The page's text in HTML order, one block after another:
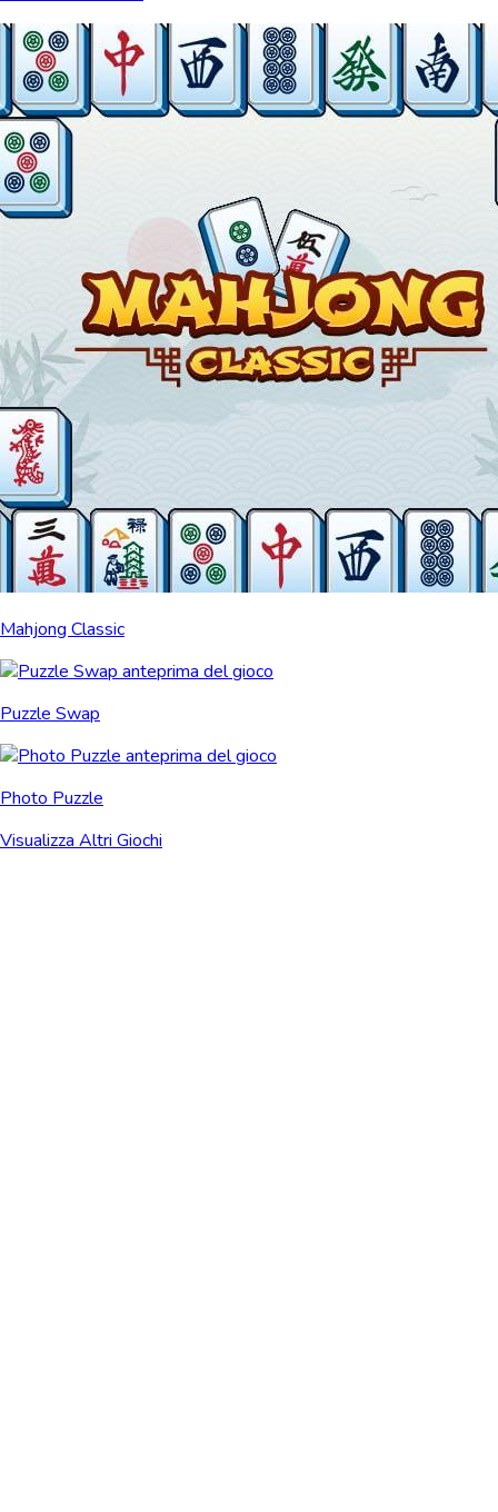
Mahjong Classic
Puzzle Swap
Photo Puzzle
Visualizza Altri Giochi